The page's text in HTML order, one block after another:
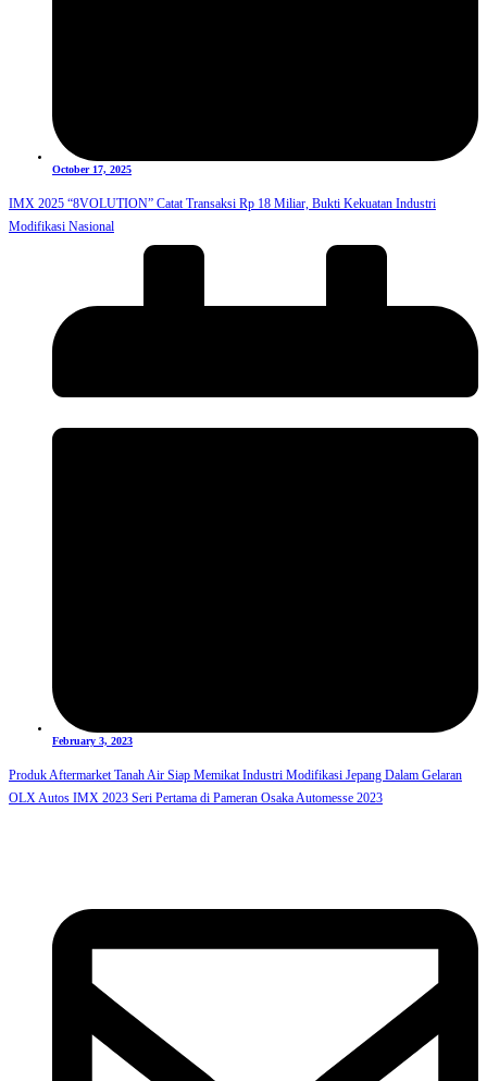
October 17, 2025
IMX 2025 “8VOLUTION” Catat Transaksi Rp 18 Miliar, Bukti Kekuatan Industri
Modifikasi Nasional
February 3, 2023
Produk Aftermarket Tanah Air Siap Memikat Industri Modifikasi Jepang Dalam Gelaran
OLX Autos IMX 2023 Seri Pertama di Pameran Osaka Automesse 2023